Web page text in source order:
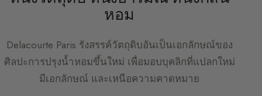
หอม
Delacourte Paris รังสรรค์วัตถุดิบอันเป็นเอกลักษณ์ของ
ศิลปะการปรุงน้ำหอมขึ้นใหม่ เพื่อมอบบุคลิกที่แปลกใหม่
มีเอกลักษณ์ และเหนือความคาดหมาย